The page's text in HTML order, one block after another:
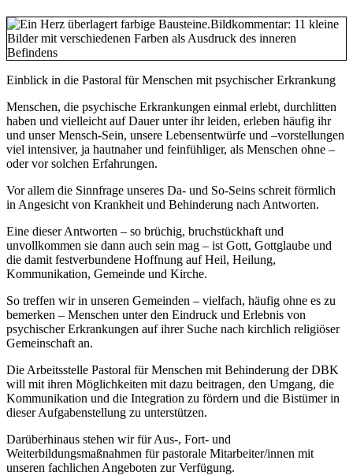
Einblick in die Pastoral für Menschen mit psychischer Erkrankung
Menschen, die psychische Erkrankungen einmal erlebt, durchlitten
haben und vielleicht auf Dauer unter ihr leiden, erleben häufig ihr
und unser Mensch-Sein, unsere Lebensentwürfe und –vorstellungen
viel intensiver, ja hautnaher und feinfühliger, als Menschen ohne –
oder vor solchen Erfahrungen.
Vor allem die Sinnfrage unseres Da- und So-Seins schreit förmlich
in Angesicht von Krankheit und Behinderung nach Antworten.
Eine dieser Antworten – so brüchig, bruchstückhaft und
unvollkommen sie dann auch sein mag – ist Gott, Gottglaube und
die damit festverbundene Hoffnung auf Heil, Heilung,
Kommunikation, Gemeinde und Kirche.
So treffen wir in unseren Gemeinden – vielfach, häufig ohne es zu
bemerken – Menschen unter den Eindruck und Erlebnis von
psychischer Erkrankungen auf ihrer Suche nach kirchlich religiöser
Gemeinschaft an.
Die Arbeitsstelle Pastoral für Menschen mit Behinderung der DBK
will mit ihren Möglichkeiten mit dazu beitragen, den Umgang, die
Kommunikation und die Integration zu fördern und die Bistümer in
dieser Aufgabenstellung zu unterstützen.
Darüberhinaus stehen wir für Aus-, Fort- und
Weiterbildungsmaßnahmen für pastorale Mitarbeiter/innen mit
unseren fachlichen Angeboten zur Verfügung.